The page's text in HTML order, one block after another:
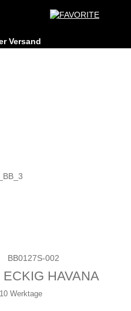
BB0127S-002
HAVANA
Werktage